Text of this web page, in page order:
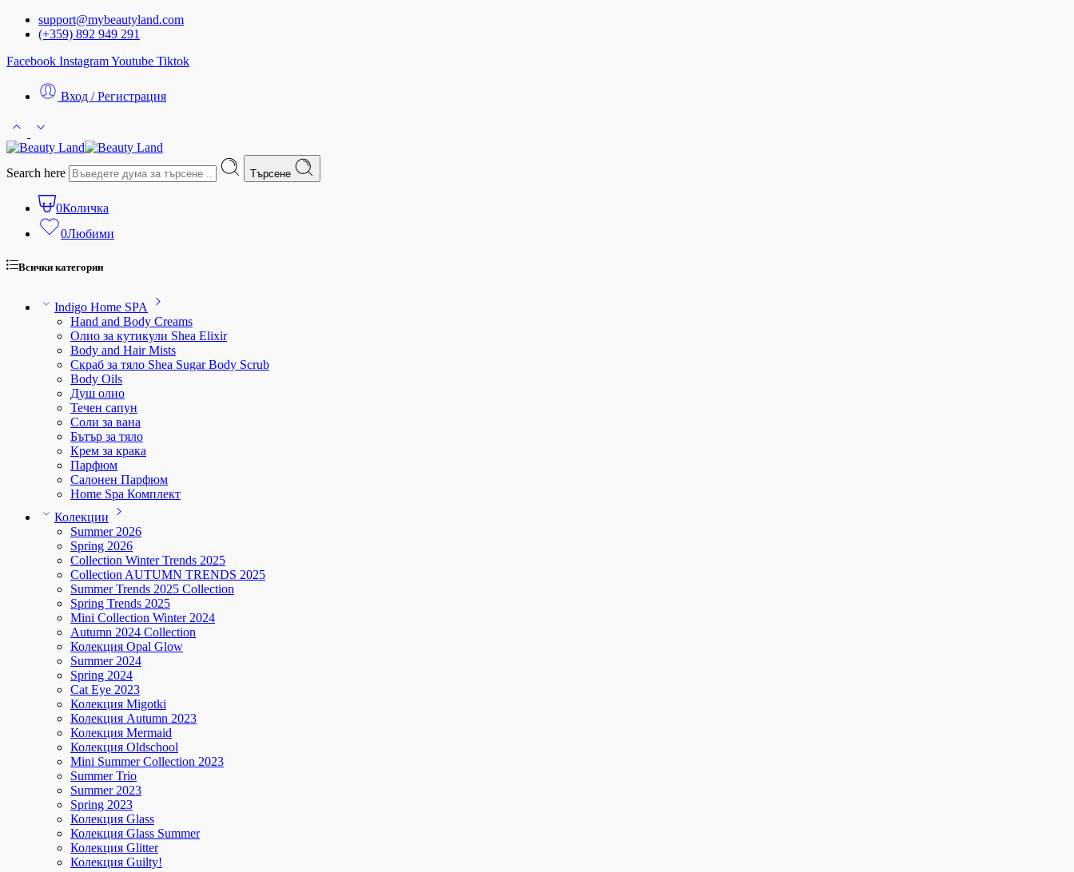
support@mybeautyland.com
(+359) 892 949 291
Facebook InstagramYoutube Tiktok
Вход / Регистрация
Search here Търсене
0Количка
0Любими
Всички категории
Indigo Home SPA
Hand and Body Creams
Олио за кутикули Shea Elixir
Body and Hair Mists
Скраб за тяло Shea Sugar Body Scrub
Body Oils
Душ олио
Течен сапун
Соли за вана
Бътър за тяло
Крем за крака
Парфюм
Салонен Парфюм
Home Spa Комплект
Колекции
Summer 2026
Spring 2026
Collection Winter Trends 2025
Collection AUTUMN TRENDS 2025
Summer Trends 2025 Collection
Spring Trends 2025
Mini Collection Winter 2024
Autumn 2024 Collection
Колекция Opal Glow
Summer 2024
Spring 2024
Cat Eye 2023
Колекция Migotki
Колекция Autumn 2023
Колекция Mermaid
Колекция Oldschool
Mini Summer Collection 2023
Summer Trio
Summer 2023
Spring 2023
Колекция Glass
Колекция Glass Summer
Колекция Glitter
Колекция Guilty!